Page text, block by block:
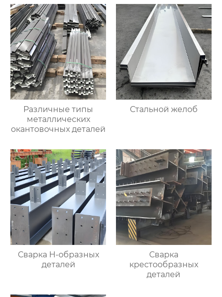
Различные типы
металлических
окантовочных деталей
Стальной желоб
Сварка Н-образных
деталей
Сварка
крестообразных
деталей